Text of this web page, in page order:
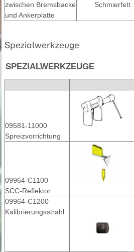
zwischen Bremsbacke
und Ankerplatte
Schmierfett
Spezialwerkzeuge
SPEZIALWERKZEUGE
09581-11000
Spreizvorrichtung
09964-C1100
SCC-Reflektor
09964-C1200
Kalibrierungsstrahl